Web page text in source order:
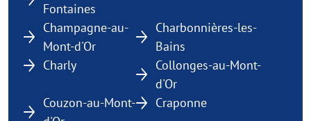
Fontaines
Champagne-au-
Mont-d'Or
Charbonnières-les-
Bains
Charly
Collonges-au-Mont-
d'Or
Couzon-au-Mont-
Craponne